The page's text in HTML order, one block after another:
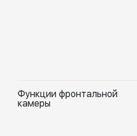
Функции фронтальной
камеры